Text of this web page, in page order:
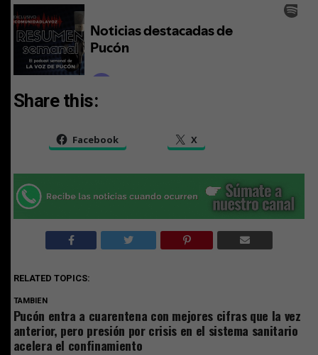
Share this:
Facebook X
RELATED TOPICS:
TAMBIEN
Pucón entra a cuarentena con mejores cifras que la vez
anterior, pero presión por crisis en el sistema sanitario
acelera el confinamiento